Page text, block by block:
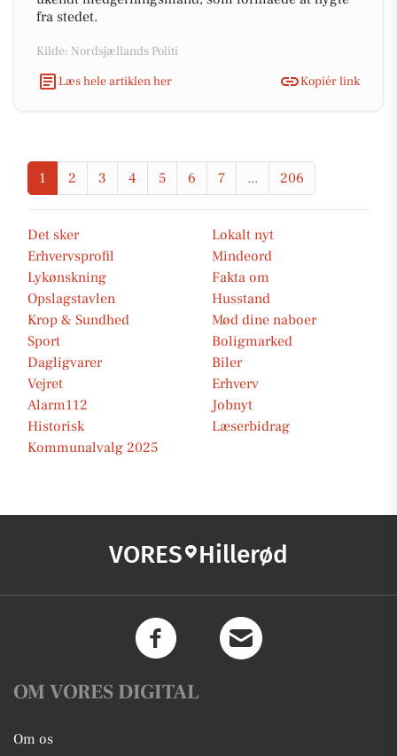
fra stedet.
Kilde: Nordsjællands Politi
Læs hele artiklen her
Kopiér link
1 2 3 4 5 6 7 ... 206
Det sker
Lokalt nyt
Erhvervsprofil
Mindeord
Lykønskning
Fakta om
Opslagstavlen
Husstand
Krop & Sundhed
Mød dine naboer
Sport
Boligmarked
Dagligvarer
Biler
Vejret
Erhverv
Alarm112
Jobnyt
Historisk
Læserbidrag
Kommunalvalg 2025
VORES Hillerød
OM VORES DIGITAL
Om os